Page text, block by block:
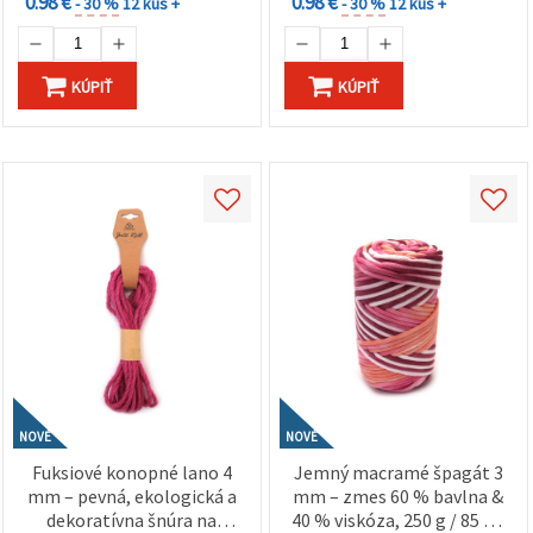
KÚPIŤ KÚPIŤ
NOVÉ
Fuksiové konopné lano 4
mm – pevná, ekologická a
dekoratívna šnúra na
NOVÉ
Jemný macramé špagát 3
mm – zmes 60 % bavlna &
40 % viskóza, 250 g / 85 m,